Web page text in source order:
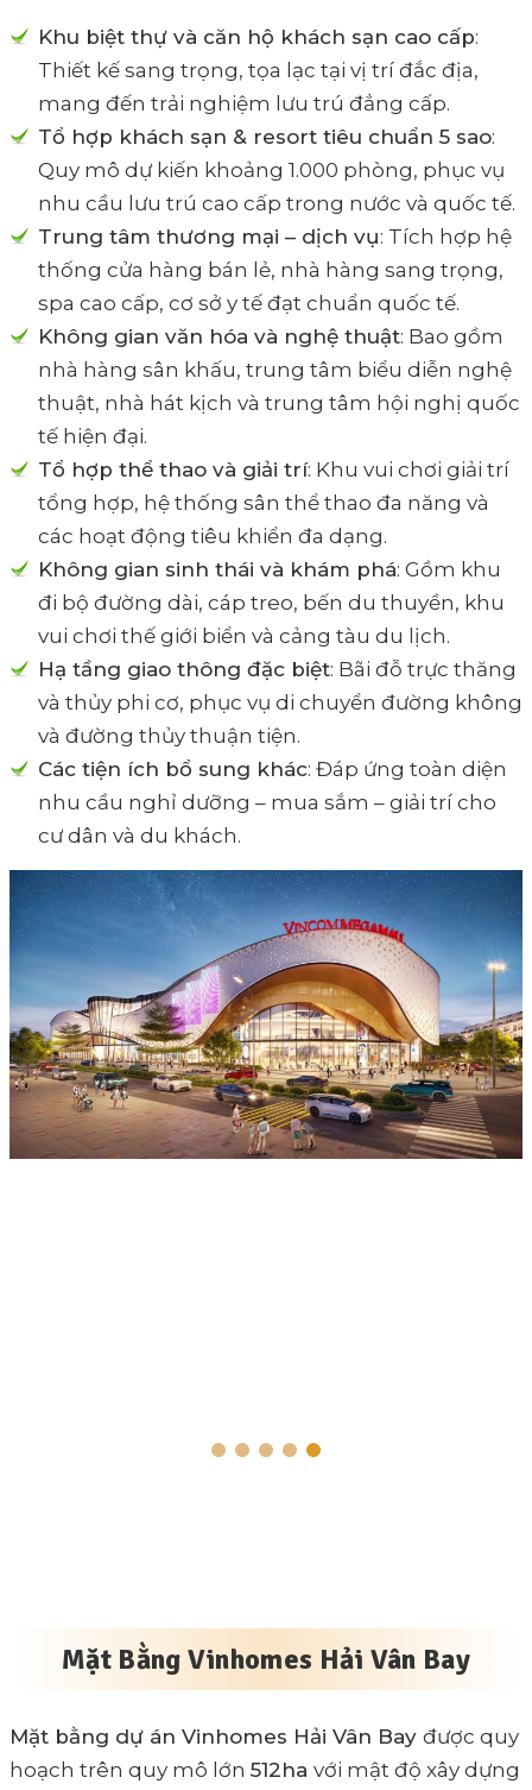
Khu biệt thự và căn hộ khách sạn cao cấp:
Thiết kế sang trọng, tọa lạc tại vị trí đắc địa,
mang đến trải nghiệm lưu trú đẳng cấp.
Tổ hợp khách sạn & resort tiêu chuẩn 5 sao:
Quy mô dự kiến khoảng 1.000 phòng, phục vụ
nhu cầu lưu trú cao cấp trong nước và quốc tế.
Trung tâm thương mại – dịch vụ: Tích hợp hệ
thống cửa hàng bán lẻ, nhà hàng sang trọng,
spa cao cấp, cơ sở y tế đạt chuẩn quốc tế.
Không gian văn hóa và nghệ thuật: Bao gồm
nhà hàng sân khấu, trung tâm biểu diễn nghệ
thuật, nhà hát kịch và trung tâm hội nghị quốc
tế hiện đại.
Tổ hợp thể thao và giải trí: Khu vui chơi giải trí
tổng hợp, hệ thống sân thể thao đa năng và
các hoạt động tiêu khiển đa dạng.
Không gian sinh thái và khám phá: Gồm khu
đi bộ đường dài, cáp treo, bến du thuyền, khu
vui chơi thế giới biển và cảng tàu du lịch.
Hạ tầng giao thông đặc biệt: Bãi đỗ trực thăng
và thủy phi cơ, phục vụ di chuyển đường không
và đường thủy thuận tiện.
Các tiện ích bổ sung khác: Đáp ứng toàn diện
nhu cầu nghỉ dưỡng – mua sắm – giải trí cho
cư dân và du khách.
Mặt Bằng Vinhomes Hải Vân Bay
Mặt bằng dự án Vinhomes Hải Vân Bay được quy
hoạch trên quy mô lớn 512ha với mật độ xây dựng